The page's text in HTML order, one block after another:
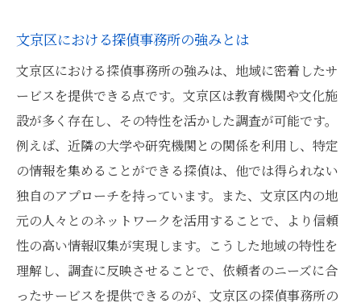
文京区における探偵事務所の強みとは
文京区における探偵事務所の強みは、地域に密着したサ
ービスを提供できる点です。文京区は教育機関や文化施
設が多く存在し、その特性を活かした調査が可能です。
例えば、近隣の大学や研究機関との関係を利用し、特定
の情報を集めることができる探偵は、他では得られない
独自のアプローチを持っています。また、文京区内の地
元の人々とのネットワークを活用することで、より信頼
性の高い情報収集が実現します。こうした地域の特性を
理解し、調査に反映させることで、依頼者のニーズに合
ったサービスを提供できるのが、文京区の探偵事務所の